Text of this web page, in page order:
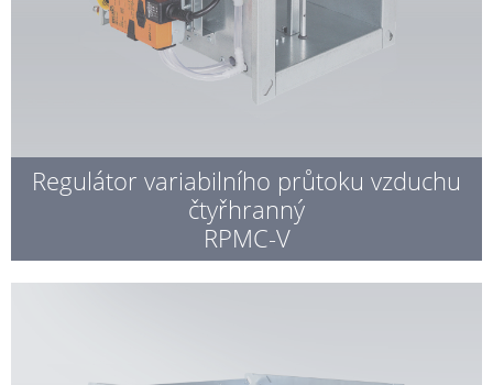
Regulátor variabilního průtoku vzduchu
čtyřhranný
RPMC-V